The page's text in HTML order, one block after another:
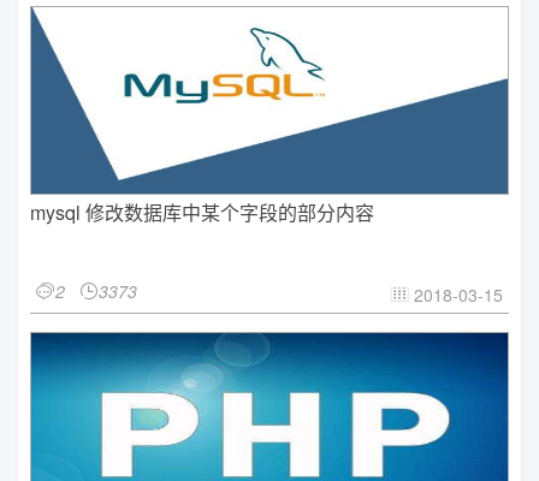
mysql 修改数据库中某个字段的部分内容
2 3373  2018-03-15